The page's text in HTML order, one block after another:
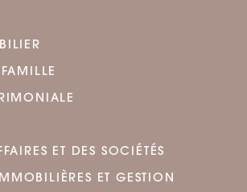
ET DES SOCIÉTÉS
ET GESTION